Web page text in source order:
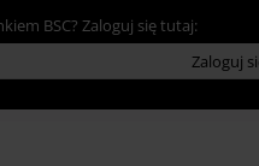
BSC? Zaloguj się tutaj:
Zaloguj